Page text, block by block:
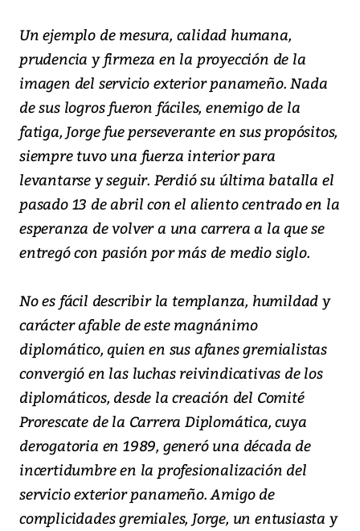
Un ejemplo de mesura, calidad humana,
prudencia y firmeza en la proyección de la
imagen del servicio exterior panameño. Nada
de sus logros fueron fáciles, enemigo de la
fatiga, Jorge fue perseverante en sus propósitos,
siempre tuvo una fuerza interior para
levantarse y seguir. Perdió su última batalla el
pasado 13 de abril con el aliento centrado en la
esperanza de volver a una carrera a la que se
entregó con pasión por más de medio siglo.
No es fácil describir la templanza, humildad y
carácter afable de este magnánimo
diplomático, quien en sus afanes gremialistas
convergió en las luchas reivindicativas de los
diplomáticos, desde la creación del Comité
Prorescate de la Carrera Diplomática, cuya
derogatoria en 1989, generó una década de
incertidumbre en la profesionalización del
servicio exterior panameño. Amigo de
complicidades gremiales, Jorge, un entusiasta y